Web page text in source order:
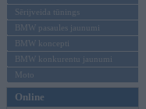
Sērijveida tūnings
BMW pasaules jaunumi
BMW koncepti
BMW konkurentu jaunumi
Moto
Online